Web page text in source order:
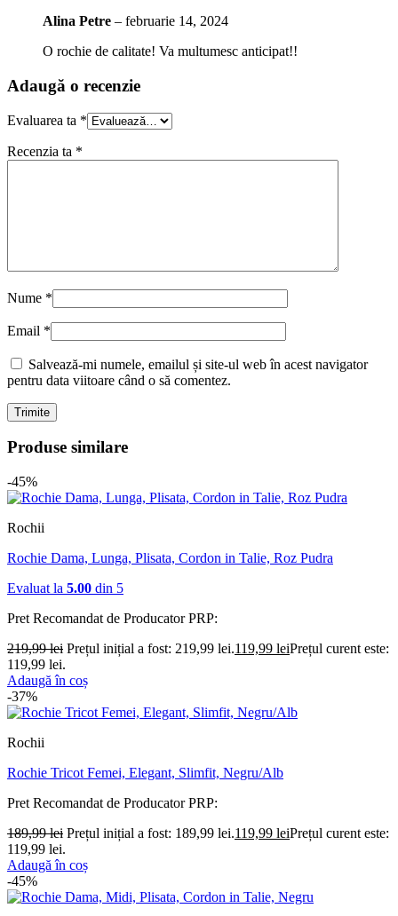
Alina Petre – februarie 14, 2024
O rochie de calitate! Va multumesc anticipat!!
Adaugă o recenzie
Evaluarea ta *
Recenzia ta *
Nume *
Email *
Salvează-mi numele, emailul și site-ul web în acest navigator
pentru data viitoare când o să comentez.
Produse similare
-45%
Rochii
Rochie Dama, Lunga, Plisata, Cordon in Talie, Roz Pudra
Evaluat la 5.00 din 5
Pret Recomandat de ProducatorPRP:
219,99lei Prețul inițial a fost: 219,99 lei.119,99 leiPrețul curent este:
119,99 lei.
Adaugă în coș
-37%
Rochii
Rochie Tricot Femei, Elegant, Slimfit, Negru/Alb
Pret Recomandat de ProducatorPRP:
189,99lei Prețul inițial a fost: 189,99 lei.119,99 leiPrețul curent este:
119,99 lei.
Adaugă în coș
-45%